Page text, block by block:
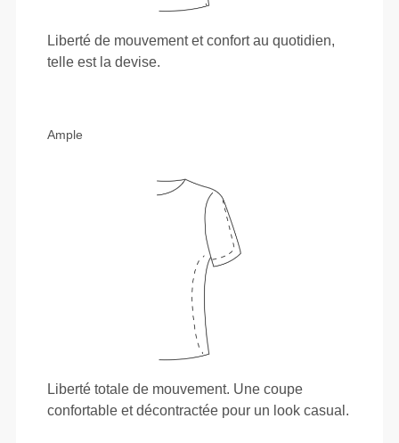
Liberté de mouvement et confort au quotidien,
telle est la devise.
Ample
Liberté totale de mouvement. Une coupe
confortable et décontractée pour un look casual.